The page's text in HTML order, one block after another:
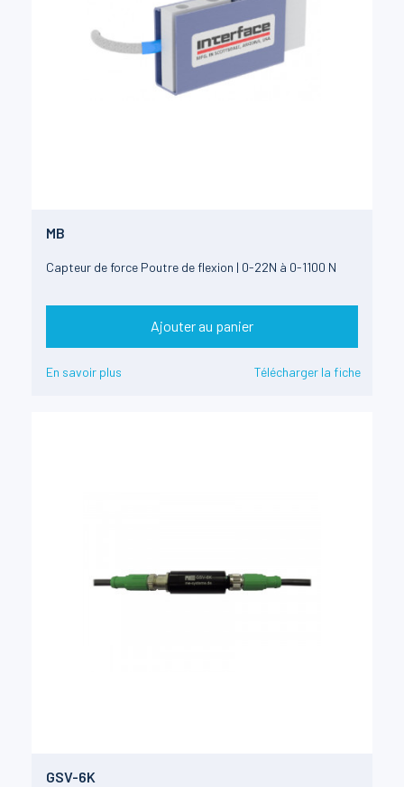
MB
Capteur de force Poutre de flexion | 0-22N à 0-1100 N
Ajouter au panier
En savoir plus Télécharger la fiche
GSV-6K